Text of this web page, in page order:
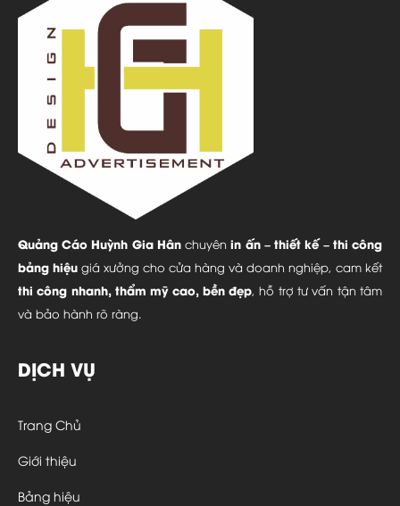
Quảng Cáo Huỳnh Gia Hânchuyênin ấn – thiết kế – thi công
bảng hiệu giá xưởng cho cửa hàng và doanh nghiệp, cam kết
thi công nhanh, thẩm mỹ cao, bền đẹp, hỗ trợ tư vấn tận tâm
và bảo hành rõ ràng.
DỊCH VỤ
Trang Chủ
Giới thiệu
Bảng hiệu